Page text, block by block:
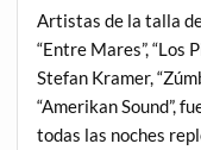
Artistas de la talla de
“Entre Mares”, “Los
Stefan Kramer,
“Amerikan Sound”,
todas las noches